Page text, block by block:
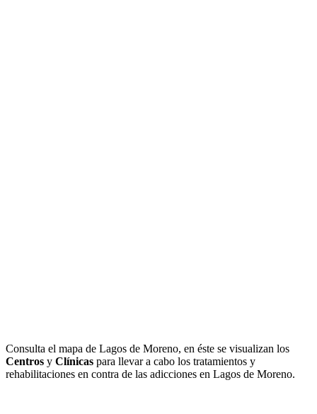
Consulta el mapa de Lagos de Moreno, en éste se visualizan los
Centros y Clínicas para llevar a cabo los tratamientos y
rehabilitaciones en contra de las adicciones en Lagos de Moreno.